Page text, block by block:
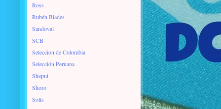
Ross
Rubén Blades
Sandoval
SCB
Seleccion de Colombia
Selección Peruana
Sheput
Shoro
Solís